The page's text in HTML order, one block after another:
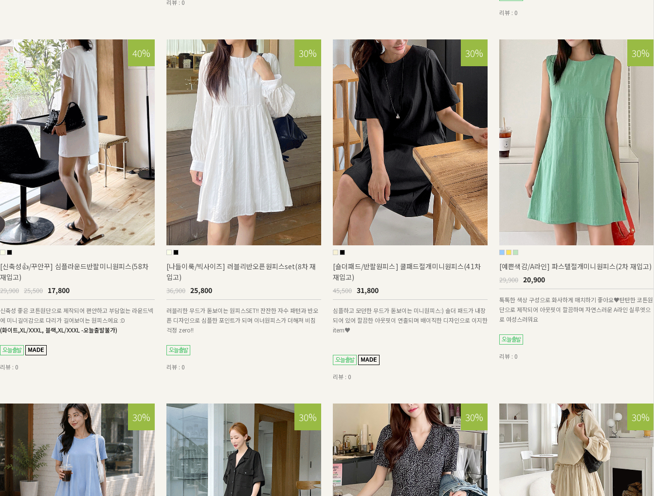
리뷰 : 0
리뷰 : 0
30%
40%
[신축성👍/꾸안꾸] 심플라운드반팔미니원피스(58차
재입고)
29,900 25,500 17,800
신축성 좋은 코튼원단으로 제작되어 편안하고 부담없는 라운드넥
에 미니길이감으로 다리가 길어보이는 원피스에요 :D
(화이트,XL/XXXL, 블랙,XL/XXXL -오늘출발불가)
리뷰 : 0
30%
[나들이룩/빅사이즈] 러블리반오픈원피스set(8차 재
입고)
36,900 25,800
러블리한 무드가 돋보이는 원피스SET!! 잔잔한 자수 패턴과 반오
픈 디자인으로 심플한 포인트가 되며 이너원피스가 더해져 비침
걱정 zero!!
리뷰 : 0
30%
[숄더패드/반팔원피스] 쿨패드절개미니원피스(41차
재입고)
45,500 31,800
심플하고 모던한 무드가 돋보이는 미니원피스:) 숄더 패드가 내장
되어 있어 깔끔한 아웃핏이 연출되며 배이직한 디자인으로 이지한
item♥
리뷰 : 0
30%
[예쁜색감/A라인] 파스텔절개미니원피스(2차 재입고)
29,900 20,900
톡톡한 색상 구성으로 화사하게 매치하기 좋아요♥탄탄한 코튼원
단으로 제작되어 아웃핏이 깔끔하며 자연스러운 A라인 실루엣으
로 여성스러워요
리뷰 : 0
30% 30% 30% 30%